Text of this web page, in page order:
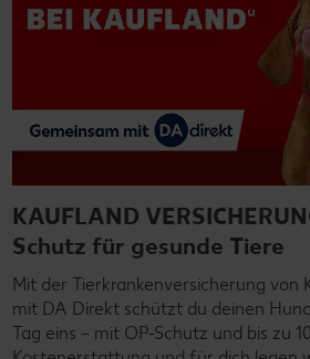
KAUFLAND
Schutz für gesunde Tiere
Mit der Tierkrankenversicherung von
mit DA Direkt schützt du deinen
Tag eins – mit OP-Schutz und bis zu